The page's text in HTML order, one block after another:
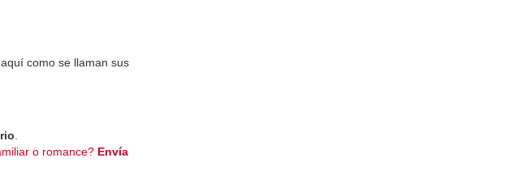
como se llaman sus
o romance? Envía